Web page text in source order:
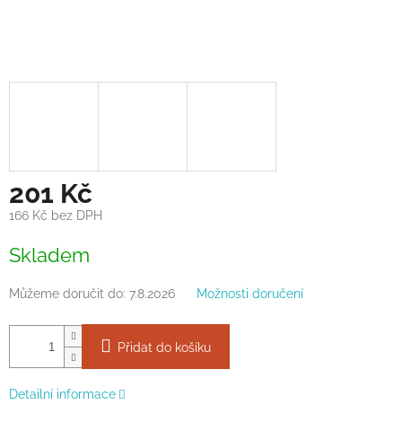
201 Kč
166 Kč bez DPH
cena:
Skladem
Můžeme doručit do: 7.8.2026 Možnosti doručení
Přidat do košíku
Detailní informace